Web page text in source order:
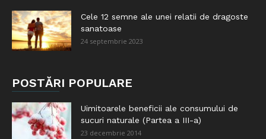
Cele 12 semne ale unei relatii de dragoste
sanatoase
24 septembrie 2023
POSTĂRI POPULARE
Uimitoarele beneficii ale consumului de
sucuri naturale (Partea a III-a)
23 decembrie 2014